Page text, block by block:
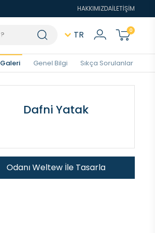
HAKKIMIZDAİLETİŞİM
TR 0
Galeri Genel Bilgi Sıkça Sorulanlar
Dafni Yatak
Odanı Weltew İle Tasarla